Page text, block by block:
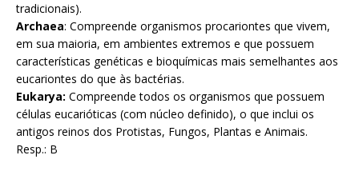
tradicionais).
Archaea: Compreende organismos procariontes que vivem,
em sua maioria, em ambientes extremos e que possuem
características genéticas e bioquímicas mais semelhantes aos
eucariontes do que às bactérias.
Eukarya: Compreende todos os organismos que possuem
células eucarióticas (com núcleo definido), o que inclui os
antigos reinos dos Protistas, Fungos, Plantas e Animais.
Resp.: B